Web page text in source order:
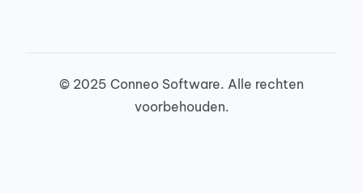
© 2025 Conneo Software. Alle rechten
voorbehouden.